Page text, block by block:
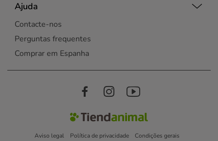
Ajuda
Contacte-nos
Perguntas frequentes
Comprar em Espanha
Aviso legal Política de privacidade Condições gerais